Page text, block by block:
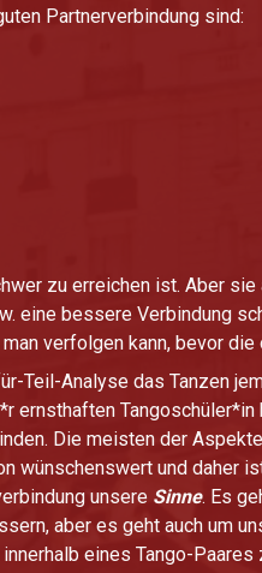
Partnerverbindung sind:
zu erreichen ist. Aber
eine bessere Verbindung
verfolgen kann, bevor
Teil-Analyse das Tanzen
Die meisten der
wünschenswert und daher
unsere Sinne. Es
aber es geht auch um
eines Tango-